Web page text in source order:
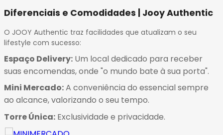
Diferenciais e Comodidades | Jooy Authentic
O JOOY Authentic traz facilidades que atualizam o seu
lifestyle com sucesso:
Espaço Delivery: Um local dedicado para receber
suas encomendas, onde "o mundo bate à sua porta".
Mini Mercado:A conveniência do essencial sempre
ao alcance, valorizando o seu tempo.
Torre Única: Exclusividade e privacidade.